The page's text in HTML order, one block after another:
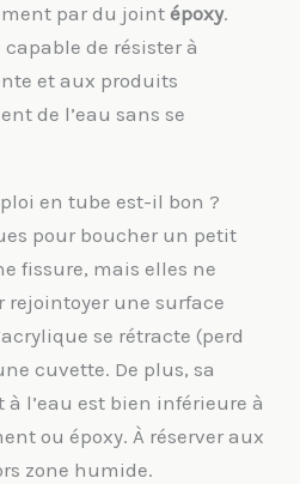
par du jointépoxy.
de résister à
et aux produits
de l’eau sans se
en tube est-il bon ?
pour boucher un petit
fissure, mais elles ne
une surface
se rétracte (perd
cuvette. De plus, sa
à l’eau est bien inférieure à
ou époxy. À réserver aux
zone humide.